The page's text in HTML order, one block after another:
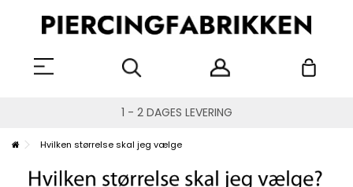
1 - 2 DAGES LEVERING
Hvilken størrelse skal jeg vælge